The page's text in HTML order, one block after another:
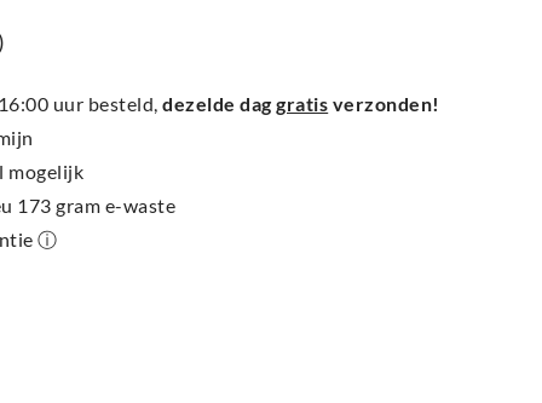
uur besteld,dezelde daggratis verzonden!
mogelijk
173 gram e-waste
ⓘ